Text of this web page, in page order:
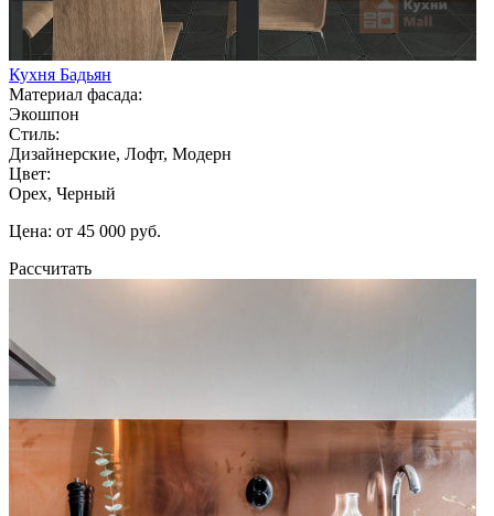
Кухня Бадьян
Материал фасада:
Экошпон
Стиль:
Дизайнерские, Лофт, Модерн
Цвет:
Орех, Черный
Цена: от 45 000 руб.
Рассчитать